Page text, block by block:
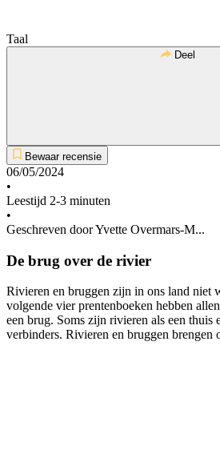
Taal
Deel
Bewaar recensie
06/05/2024
•
Leestijd 2-3 minuten
•
Geschreven door Yvette Overmars-M...
De brug over de rivier
Rivieren en bruggen zijn in ons land niet
volgende vier prentenboeken hebben
een brug. Soms zijn rivieren als een thuis
verbinders. Rivieren en bruggen brengen